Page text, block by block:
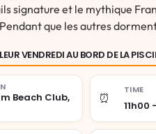
signature et le mythique
que les autres
VENDREDI AU BORD DE LA
Beach Club,
⏰
TIME
11h00